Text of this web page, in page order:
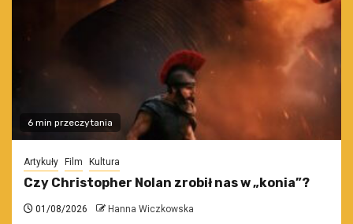
6 min przeczytania
Artykuły Film Kultura
Czy Christopher Nolan zrobił nas w „konia”?
01/08/2026 Hanna Wiczkowska